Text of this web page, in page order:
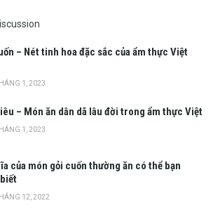
– Nét tinh hoa đặc sắc của ẩm thực Việt
1, 2023
– Món ăn dân dã lâu đời trong ẩm thực Việt
1, 2023
của món gỏi cuốn thường ăn có thể bạn
12, 2022